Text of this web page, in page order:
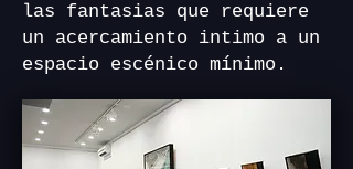
las fantasias que requiere
un acercamiento intimo a un
espacio escénico mínimo.